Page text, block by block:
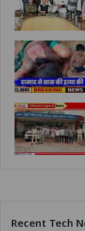
Recent Tech